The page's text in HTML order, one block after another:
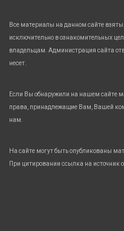
Все материалы на данном сайте
исключительно в ознакомительных
владельцам. Администрация сайта
несет.
Если Вы обнаружили на нашем сайте
права, принадлежащие Вам, Вашей
нам.
На сайте могут быть опубликованы
При цитировании ссылка на источник